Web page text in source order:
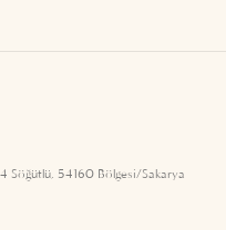
Söğütlü, 54160 Bölgesi/Sakarya